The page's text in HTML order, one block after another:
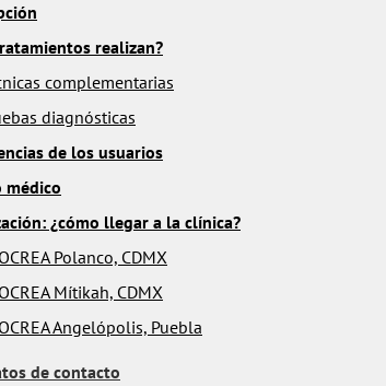
realizan?
complementarias
diagnósticas
de los usuarios
médico
¿cómo llegar a la clínica?
Polanco, CDMX
Mítikah, CDMX
Angelópolis, Puebla
de contacto